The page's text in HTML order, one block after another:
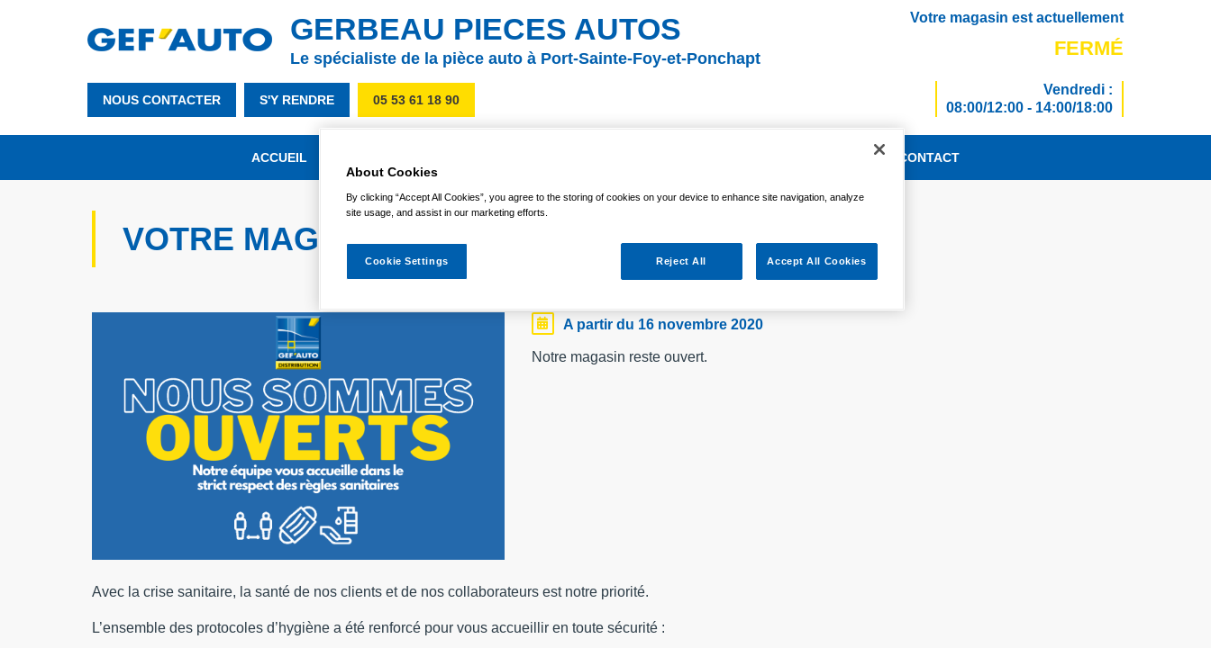
GERBEAU PIECES AUTOS
Le spécialiste de la pièce auto à Port-Sainte-Foy-et-Ponchapt
NOUS CONTACTER S'Y RENDRE 05 53 61 18 90
Votre magasin est actuellement
FERMÉ
Vendredi :
08:00/12:00 - 14:00/18:00
ACCUEIL CONTACT
VOTRE MAGASIN GEF'AUTO EST OUVERT
A partir du 16 novembre 2020
Notre magasin reste ouvert.
Avec la crise sanitaire, la santé de nos clients et de nos collaborateurs est notre priorité.
L’ensemble des protocoles d’hygiène a été renforcé pour vous accueillir en toute sécurité :
About Cookies
By clicking “Accept All Cookies”, you agree to the storing of cookies on your device to enhance site navigation, analyze
site usage, and assist in our marketing efforts.
Reject All Accept All Cookies
Cookie Settings